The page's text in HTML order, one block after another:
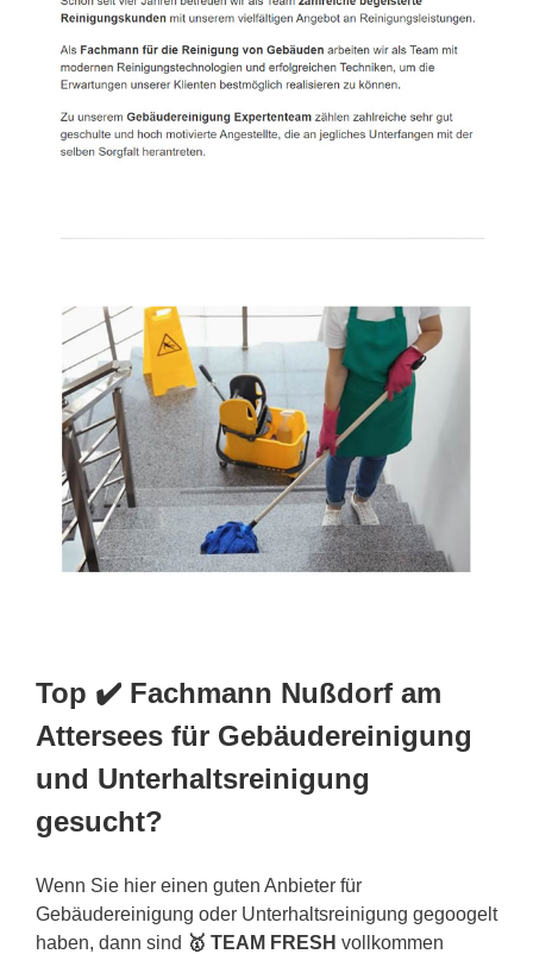
Top ✔️ Fachmann Nußdorf am
Attersees für Gebäudereinigung
und Unterhaltsreinigung
gesucht?
Wenn Sie hier einen guten Anbieter für
Gebäudereinigung oder Unterhaltsreinigung gegoogelt
haben, dann sind 🥇 TEAM FRESH vollkommen